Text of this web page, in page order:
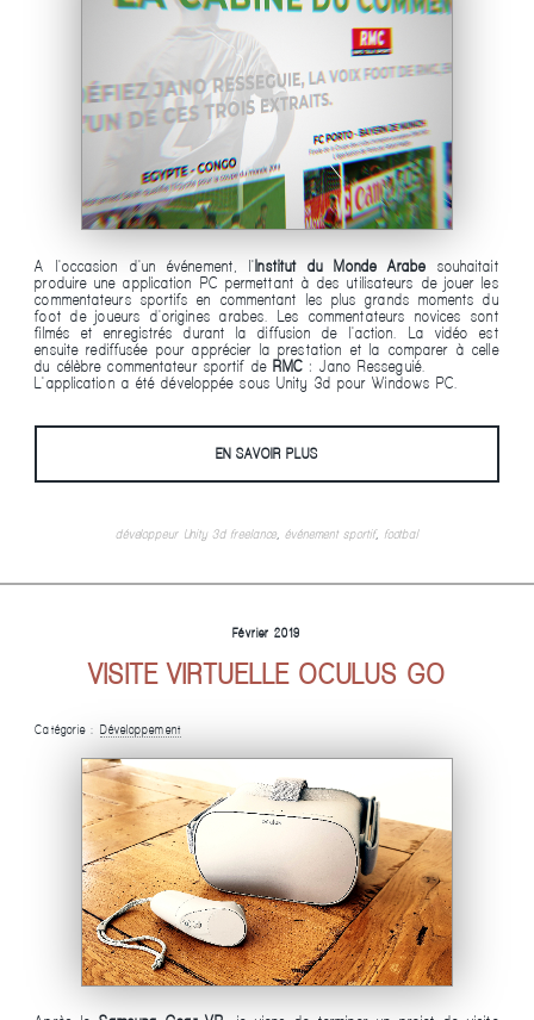
A l'occasion d'un événement, l'Institut du Monde Arabe souhaitait
produire une application PC permettant à des utilisateurs de jouer les
commentateurs sportifs en commentant les plus grands moments du
foot de joueurs d'origines arabes. Les commentateurs novices sont
filmés et enregistrés durant la diffusion de l'action. La vidéo est
ensuite rediffusée pour apprécier la prestation et la comparer à celle
du célèbre commentateur sportif de RMC : Jano Resseguié.
L'application a été développée sous Unity 3d pour Windows PC.
EN SAVOIR PLUS
développeur Unity 3d freelance ,événement sportif, footbal
Février 2019
VISITE VIRTUELLE OCULUS GO
Catégorie : Développement